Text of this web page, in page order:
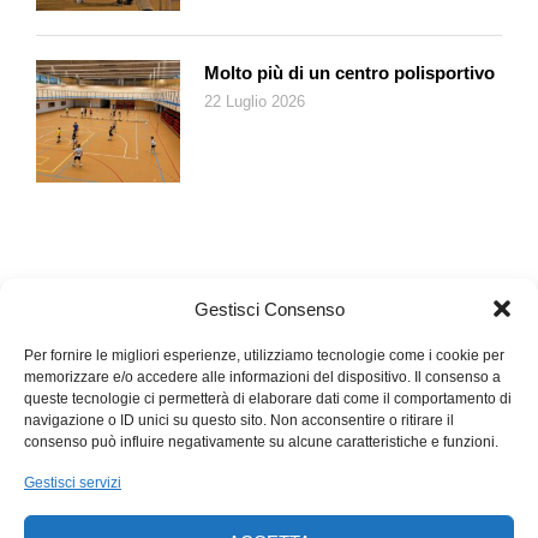
Gestisci Consenso
Per fornire le migliori esperienze, utilizziamo tecnologie come i cookie per
memorizzare e/o accedere alle informazioni del dispositivo. Il consenso a
queste tecnologie ci permetterà di elaborare dati come il comportamento di
navigazione o ID unici su questo sito. Non acconsentire o ritirare il
consenso può influire negativamente su alcune caratteristiche e funzioni.
Gestisci servizi
Molto più di un centro polisportivo
22 Luglio 2026